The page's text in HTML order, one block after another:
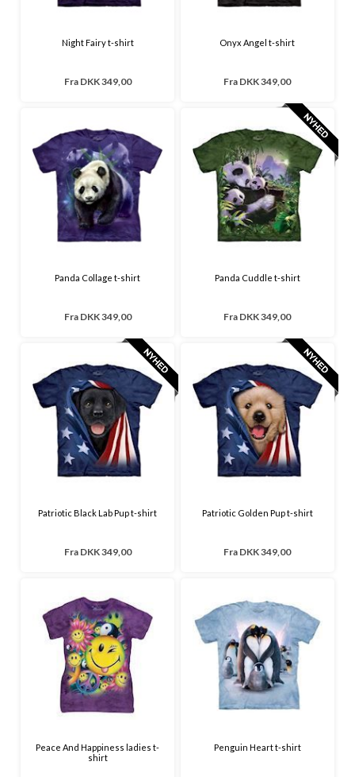
Night Fairy t-shirt
Fra DKK 349,00
Onyx Angel t-shirt
Fra DKK 349,00
Panda Collage t-shirt
Fra DKK 349,00
Panda Cuddle t-shirt
Fra DKK 349,00
Patriotic Black Lab Pup t-shirt
Fra DKK 349,00
Patriotic Golden Pup t-shirt
Fra DKK 349,00
Peace And Happiness ladies t-
shirt
Penguin Heart t-shirt